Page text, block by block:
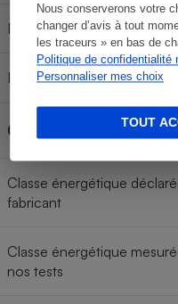
Nous conserverons votre
changer d’avis à tout
les traceurs » en bas de
Politique de confidentialité
Personnaliser mes choix
TOUT
Fonction swing auto
Réglage manuel
Classe énergétique
Classe énergétique
fabricant
Classe énergétique
nos tests